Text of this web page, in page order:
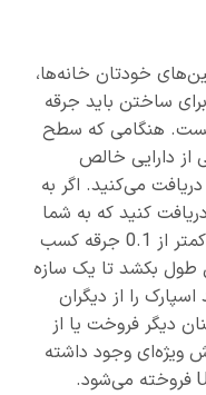
خودتان خانه‌ها،
ساختن باید جرقه
هنگامی که سطح
از دارایی خالص
می‌کنید. اگر به
کنید که به شما
امکان می‌دهد بسازید. شما می‌توانید کمتر از 0.1 جرقه کسب
طول بکشد تا یک سازه
را از دیگران
دیگر فروخت یا از
وجود داشته